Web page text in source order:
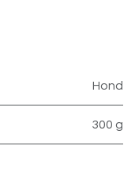
Hond
300 g